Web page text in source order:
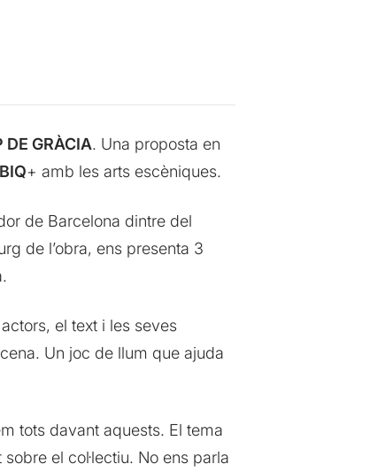
DE GRÀCIA. Una proposta en
+ amb les arts escèniques.
de Barcelona dintre del
de l’obra, ens presenta 3
el text i les seves
Un joc de llum que ajuda
tots davant aquests. El tema
el col·lectiu. No ens parla